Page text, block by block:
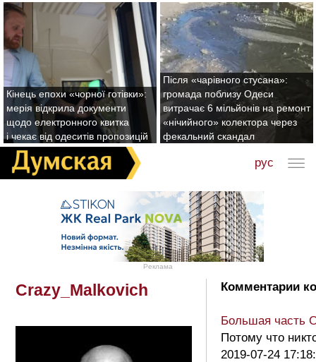
Кінець епохи «чорної готівки»:
мерія відкрила документи
щодо електронного квитка
і чекає від одеситів пропозицій
Після «чарівного стусана»:
громада поблизу Одеси
витрачає 6 мільйонів на ремонт
«нічийного» колектора через
фекальний скандал
рус
Реклама
Crazy_Malkovich Комментарии
Большая часть
Потому что
2019-07-24